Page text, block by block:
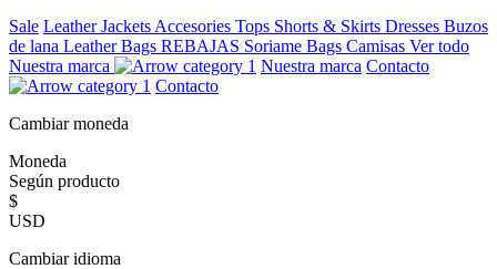
Sale Leather Jackets Accesories Tops Shorts & Skirts Dresses Buzos
de lana Leather Bags REBAJAS Soriame Bags Camisas Ver todo
Nuestra marca
Nuestra marca Contacto
Contacto
Cambiar moneda
Moneda
Según producto
$
USD
Cambiar idioma